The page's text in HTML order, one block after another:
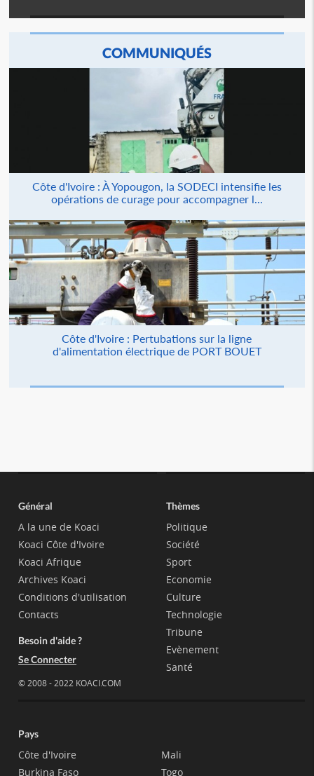
COMMUNIQUÉS
Côte d'Ivoire : À Yopougon, la SODECI intensifie les
opérations de curage pour accompagner l...
Côte d'Ivoire : Pertubations sur la ligne
d'alimentation électrique de PORT BOUET
Général
A la une de Koaci
Koaci Côte d'Ivoire
Koaci Afrique
Archives Koaci
Conditions d'utilisation
Contacts
Besoin d'aide ?
Se Connecter
© 2008 - 2022 KOACI.COM
Thèmes
Politique
Société
Sport
Economie
Culture
Technologie
Tribune
Evènement
Santé
Pays
Côte d'Ivoire
Burkina Faso
Mali
Togo